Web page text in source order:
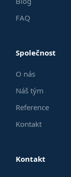
FAQ
Společnost
O nás
Náš tým
Reference
Kontakt
Kontakt